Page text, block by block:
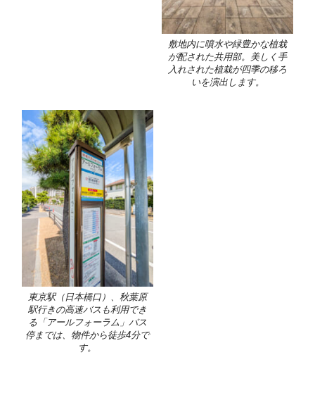
敷地内に噴水や緑豊かな植栽
が配された共用部。美しく手
入れされた植栽が四季の移ろ
いを演出します。
東京駅（日本橋口）、秋葉原
駅行きの高速バスも利用でき
る「アールフォーラム」バス
停までは、物件から徒歩4分で
す。